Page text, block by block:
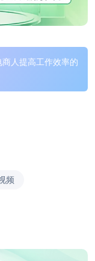
人提高工作效率的
频